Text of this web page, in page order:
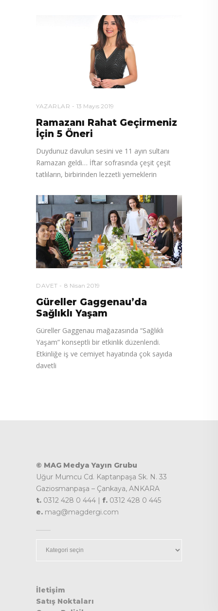
YAZARLAR 13 Mayıs 2019
Ramazanı Rahat Geçirmeniz
İçin 5 Öneri
Duydunuz davulun sesini ve 11 ayın sultanı
Ramazan geldi… İftar sofrasında çeşit çeşit
tatlıların, birbirinden lezzetli yemeklerin
DAVET 8 Nisan 2019
Güreller Gaggenau’da
Sağlıklı Yaşam
Güreller Gaggenau mağazasında “Sağlıklı
Yaşam” konseptli bir etkinlik düzenlendi.
Etkinliğe iş ve cemiyet hayatında çok sayıda
davetli
© MAG Medya Yayın Grubu
Uğur Mumcu Cd. Kaptanpaşa Sk. N. 33
Gaziosmanpaşa – Çankaya, ANKARA
t. 0312 428 0 444 | f. 0312 428 0 445
e. mag@magdergi.com
İletişim
Satış Noktaları